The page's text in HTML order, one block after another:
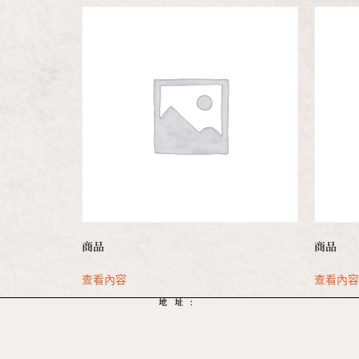
商品
查看內容
商品
查看內容
地址: